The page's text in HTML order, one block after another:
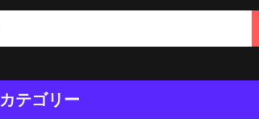
カテゴリー